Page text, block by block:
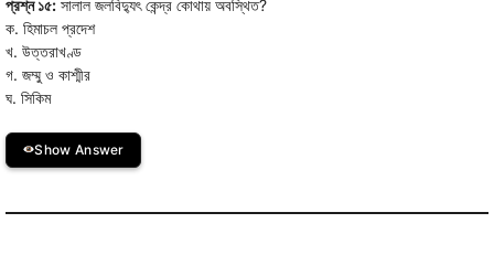
প্রশ্ন ১৫: সালাল জলবিদ্যুৎ কেন্দ্র কোথায় অবস্থিত?
ক. হিমাচল প্রদেশ
খ. উত্তরাখণ্ড
গ. জম্মু ও কাশ্মীর
ঘ. সিকিম
Show Answer